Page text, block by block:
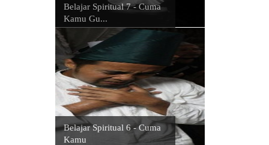
Belajar Spiritual 7 - Cuma
Kamu Gu...
Belajar Spiritual 6 - Cuma
Kamu